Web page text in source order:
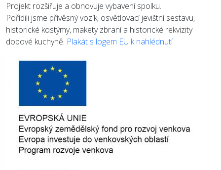
Projekt rozšiřuje a obnovuje vybavení spolku.
Pořídili jsme přívěsný vozík, osvětlovací jevištní sestavu,
historické kostýmy, makety zbraní a historické rekvizity
dobové kuchyně. Plakát s logem EU k nahlédnutí